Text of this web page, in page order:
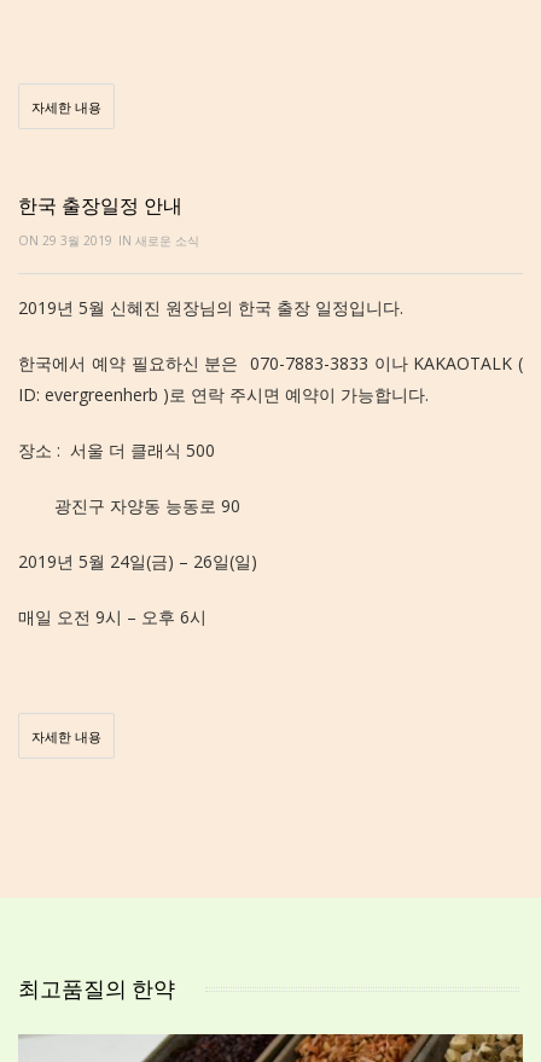
자세한 내용
한국 출장일정 안내
ON 29 3월 2019 IN 새로운 소식
2019년 5월 신혜진 원장님의 한국 출장 일정입니다.
한국에서 예약 필요하신 분은 070-7883-3833 이나 KAKAOTALK (
ID: evergreenherb )로 연락 주시면 예약이 가능합니다.
장소 : 서울 더 클래식 500
광진구 자양동 능동로 90
2019년 5월 24일(금) – 26일(일)
매일 오전 9시 – 오후 6시
자세한 내용
최고품질의 한약